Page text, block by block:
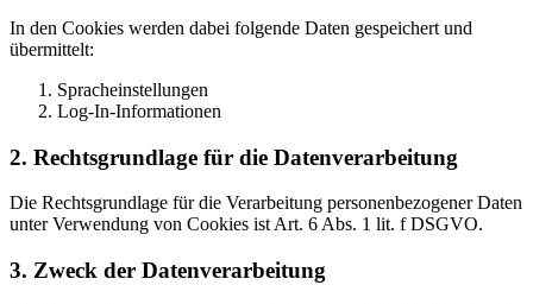
In den Cookies werden dabei folgende Daten gespeichert und
übermittelt:
Spracheinstellungen
Log-In-Informationen
2. Rechtsgrundlage für die Datenverarbeitung
Die Rechtsgrundlage für die Verarbeitung personenbezogener Daten
unter Verwendung von Cookies ist Art. 6 Abs. 1 lit. f DSGVO.
3. Zweck der Datenverarbeitung